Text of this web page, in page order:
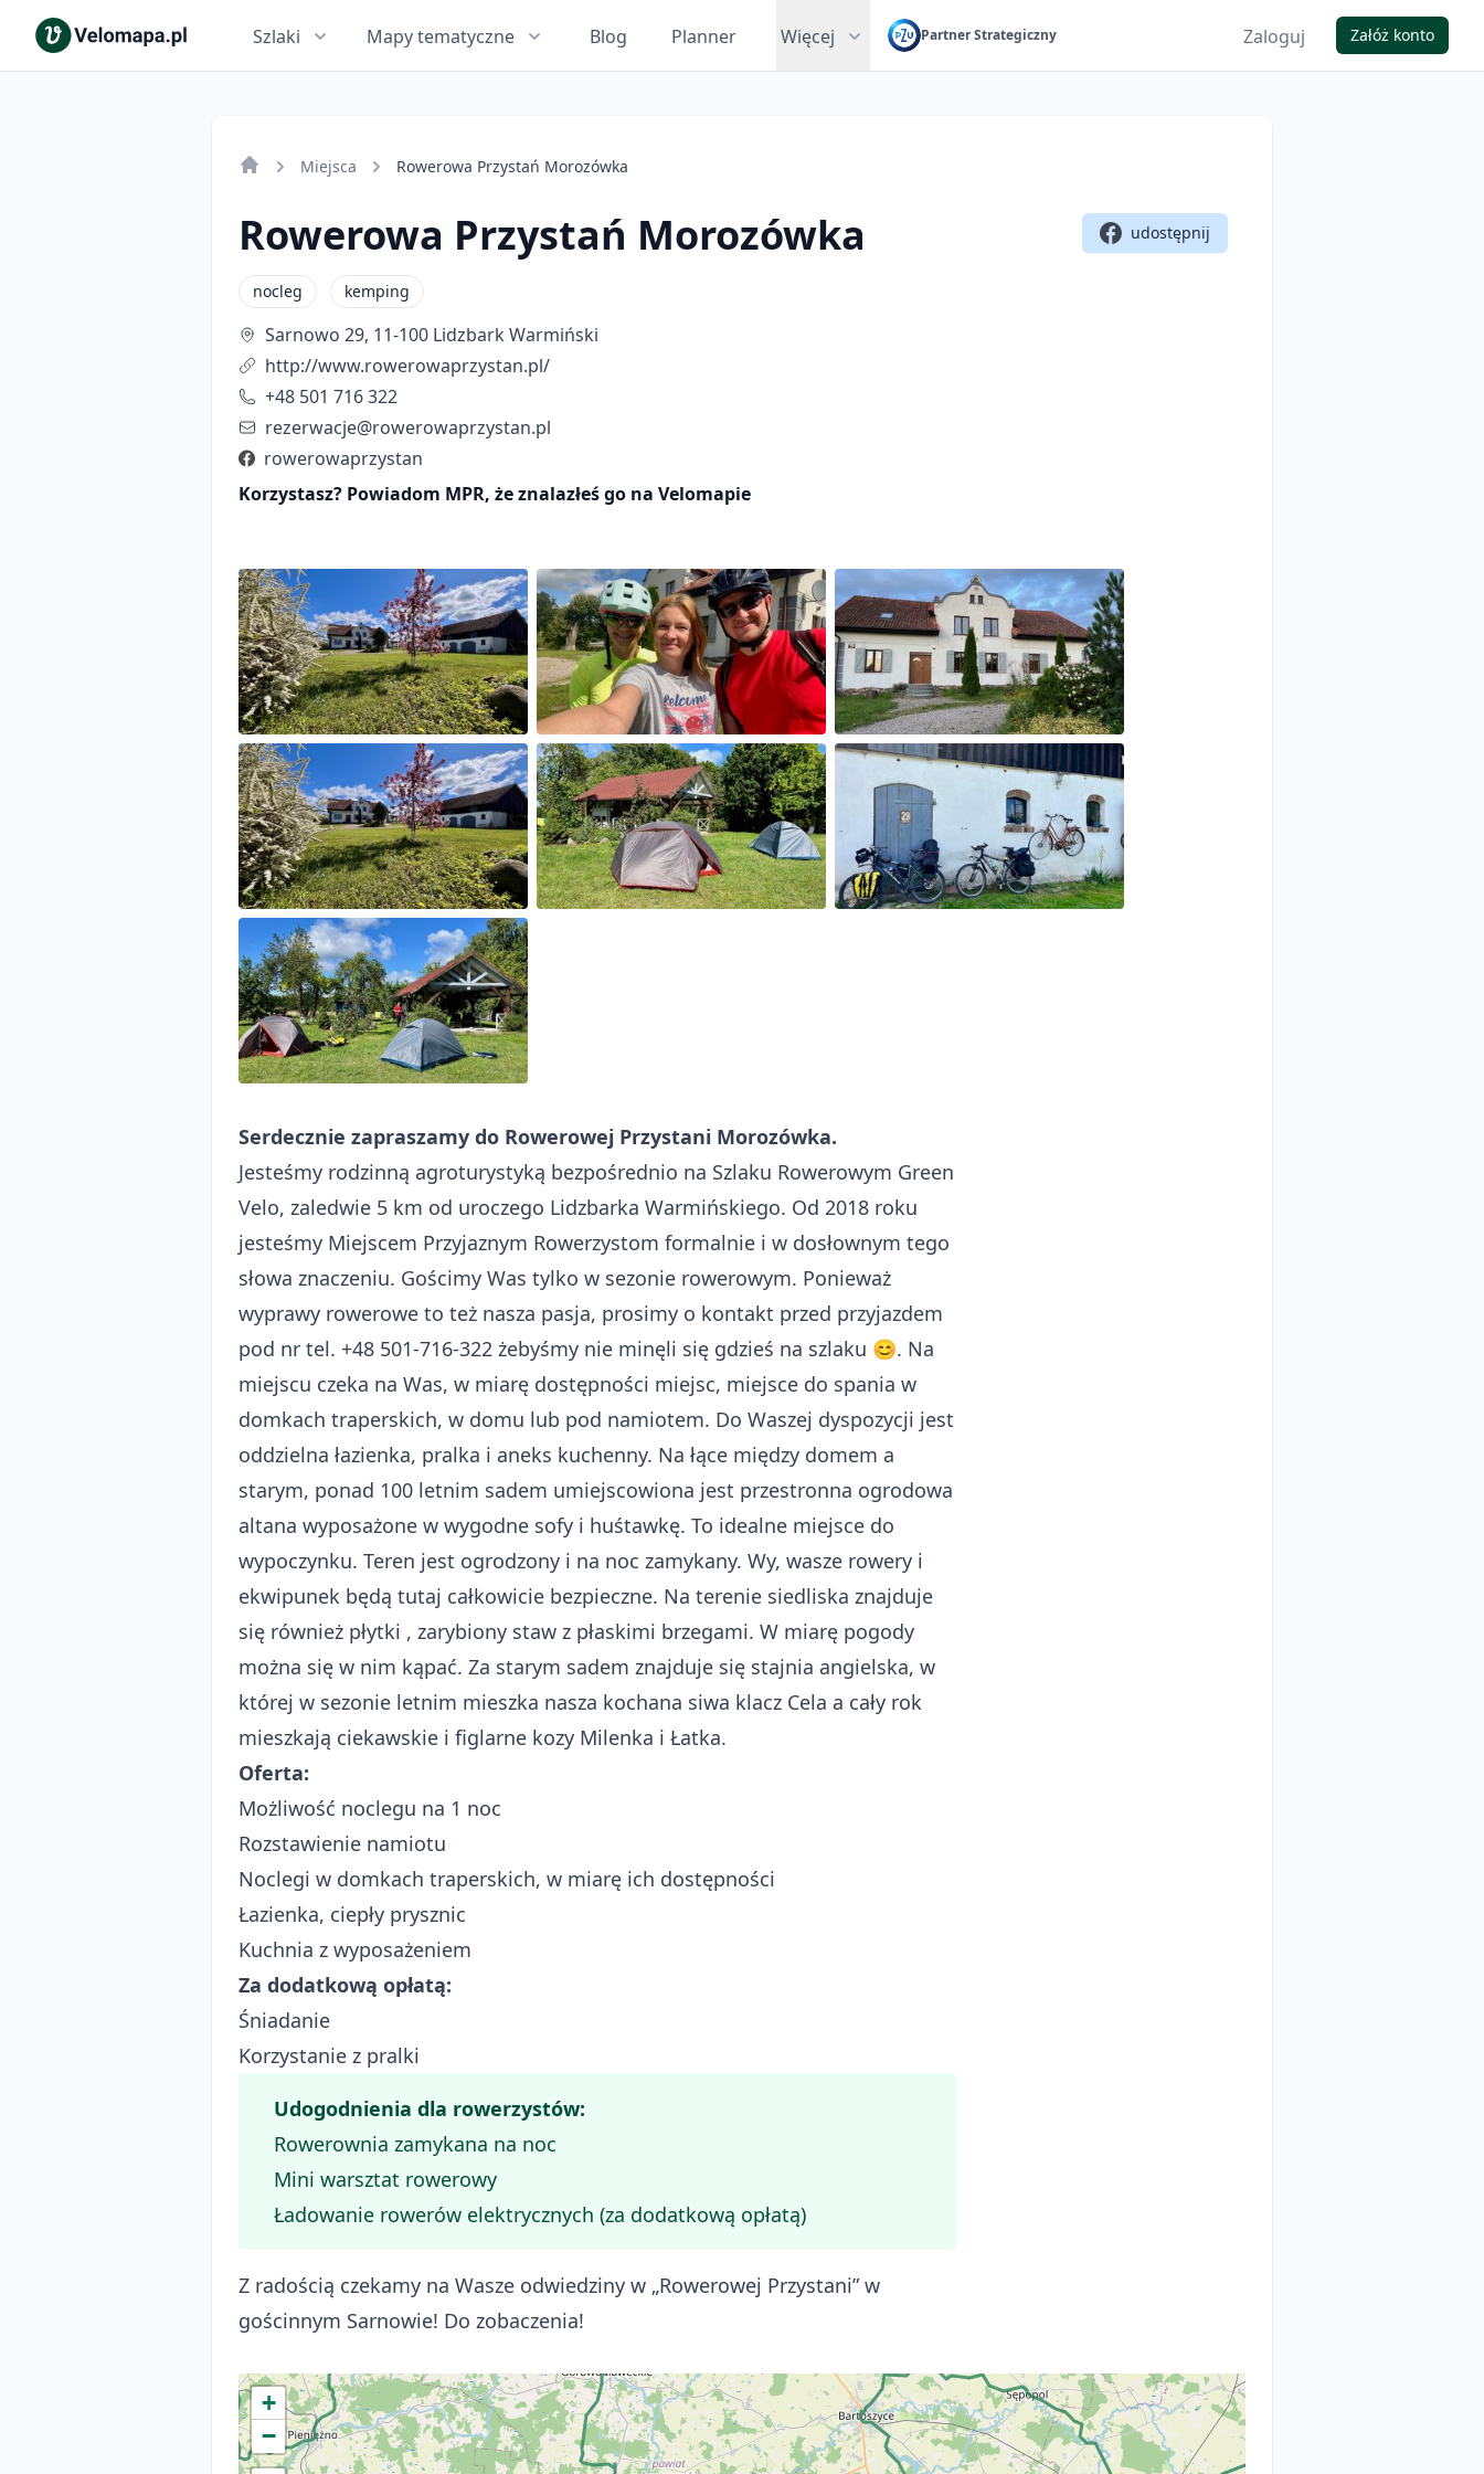
Szlaki Mapy tematyczne Blog Planner Więcej Partner Strategiczny Zaloguj Załóż konto
Miejsca Rowerowa Przystań Morozówka
Rowerowa Przystań Morozówka
nocleg kemping
Sarnowo 29, 11-100 Lidzbark Warmiński
http://www.rowerowaprzystan.pl/
+48 501 716 322
rezerwacje@rowerowaprzystan.pl
rowerowaprzystan
Korzystasz? Powiadom MPR, że znalazłeś go na Velomapie
udostępnij
Serdecznie zapraszamy do Rowerowej Przystani Morozówka.
Jesteśmy rodzinną agroturystyką bezpośrednio na Szlaku Rowerowym Green
Velo, zaledwie 5 km od uroczego Lidzbarka Warmińskiego. Od 2018 roku
jesteśmy Miejscem Przyjaznym Rowerzystom formalnie i w dosłownym tego
słowa znaczeniu. Gościmy Was tylko w sezonie rowerowym. Ponieważ
wyprawy rowerowe to też nasza pasja, prosimy o kontakt przed przyjazdem
pod nr tel. +48 501-716-322 żebyśmy nie minęli się gdzieś na szlaku 😊. Na
miejscu czeka na Was, w miarę dostępności miejsc, miejsce do spania w
domkach traperskich, w domu lub pod namiotem. Do Waszej dyspozycji jest
oddzielna łazienka, pralka i aneks kuchenny. Na łące między domem a
starym, ponad 100 letnim sadem umiejscowiona jest przestronna ogrodowa
altana wyposażone w wygodne sofy i huśtawkę. To idealne miejsce do
wypoczynku. Teren jest ogrodzony i na noc zamykany. Wy, wasze rowery i
ekwipunek będą tutaj całkowicie bezpieczne. Na terenie siedliska znajduje
się również płytki , zarybiony staw z płaskimi brzegami. W miarę pogody
można się w nim kąpać. Za starym sadem znajduje się stajnia angielska, w
której w sezonie letnim mieszka nasza kochana siwa klacz Cela a cały rok
mieszkają ciekawskie i figlarne kozy Milenka i Łatka.
Oferta:
Możliwość noclegu na 1 noc
Rozstawienie namiotu
Noclegi w domkach traperskich, w miarę ich dostępności
Łazienka, ciepły prysznic
Kuchnia z wyposażeniem
Za dodatkową opłatą:
Śniadanie
Korzystanie z pralki
Udogodnienia dla rowerzystów:
Rowerownia zamykana na noc
Mini warsztat rowerowy
Ładowanie rowerów elektrycznych (za dodatkową opłatą)
Z radością czekamy na Wasze odwiedziny w „Rowerowej Przystani” w
gościnnym Sarnowie! Do zobaczenia!
+
−